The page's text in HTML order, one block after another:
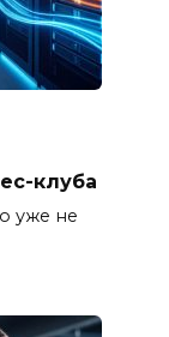
клуба
уже не